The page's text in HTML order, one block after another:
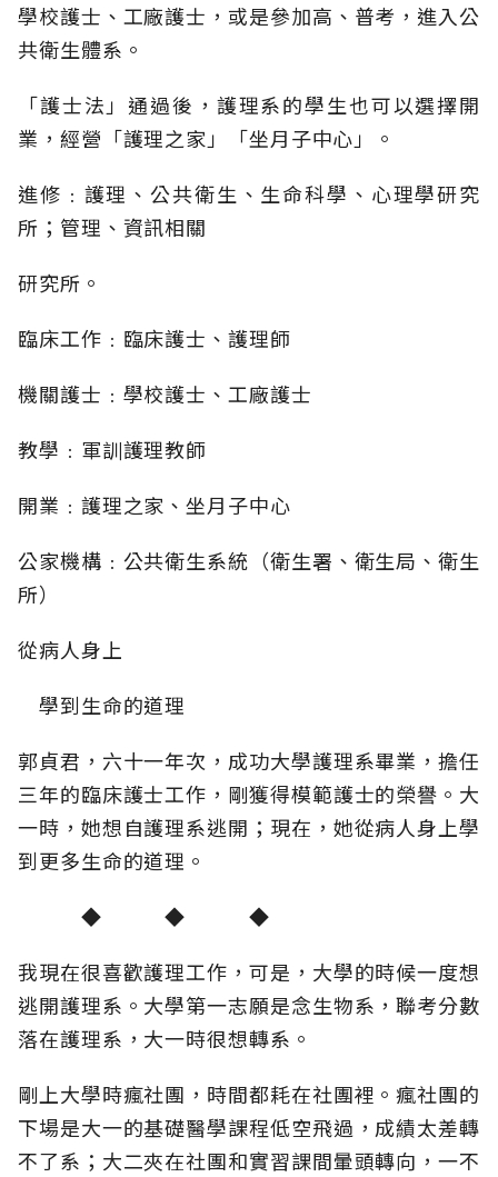
學校護士、工廠護士，或是參加高、普考，進入公
共衛生體系。
「護士法」通過後，護理系的學生也可以選擇開
業，經營「護理之家」「坐月子中心」。
進修﹕護理、公共衛生、生命科學、心理學研究
所；管理、資訊相關
研究所。
臨床工作﹕臨床護士、護理師
機關護士﹕學校護士、工廠護士
教學﹕軍訓護理教師
開業﹕護理之家、坐月子中心
公家機構﹕公共衛生系統（衛生署、衛生局、衛生
所）
從病人身上
學到生命的道理
郭貞君，六十一年次，成功大學護理系畢業，擔任
三年的臨床護士工作，剛獲得模範護士的榮譽。大
一時，她想自護理系逃開；現在，她從病人身上學
到更多生命的道理。
◆ ◆ ◆
我現在很喜歡護理工作，可是，大學的時候一度想
逃開護理系。大學第一志願是念生物系，聯考分數
落在護理系，大一時很想轉系。
剛上大學時瘋社團，時間都耗在社團裡。瘋社團的
下場是大一的基礎醫學課程低空飛過，成績太差轉
不了系；大二夾在社團和實習課間暈頭轉向，一不